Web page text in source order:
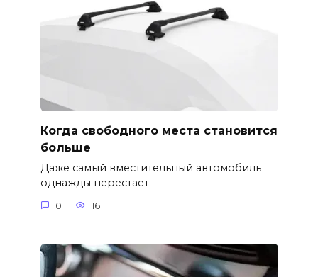
Когда свободного места становится
больше
Даже самый вместительный автомобиль
однажды перестает
0 16